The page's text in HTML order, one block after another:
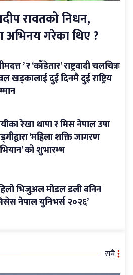
रावतको निधन,
गरेका थिए ?
’ र ‘काँडेतार’ राष्ट्रवादी चलचित्रः
खड्कालाई दुई दिनमै दुई राष्ट्रिय
रेखा थापा र मिस नेपाल उषा
‘महिला शक्ति जागरण
को शुभारम्भ
भिजुअल मोडल डली बनिन
नेपाल युनिभर्स २०२६’
सबै